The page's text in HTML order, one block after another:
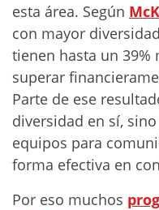
esta área. Según
con mayor
tienen hasta un
superar
Parte de ese
diversidad en sí,
equipos para
forma efectiva en
Por eso muchos